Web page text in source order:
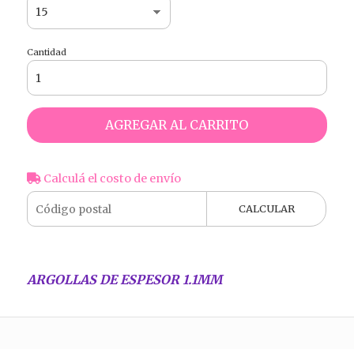
Cantidad
AGREGAR AL CARRITO
Calculá el costo de envío
CALCULAR
ARGOLLAS DE ESPESOR 1.1MM